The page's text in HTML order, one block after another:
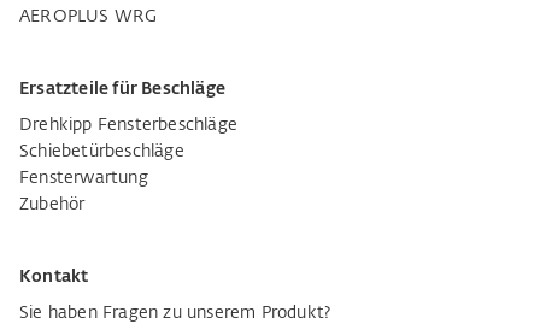
AEROPLUS WRG
Ersatzteile für Beschläge
Drehkipp Fensterbeschläge
Schiebetürbeschläge
Fensterwartung
Zubehör
Kontakt
Sie haben Fragen zu unserem Produkt?